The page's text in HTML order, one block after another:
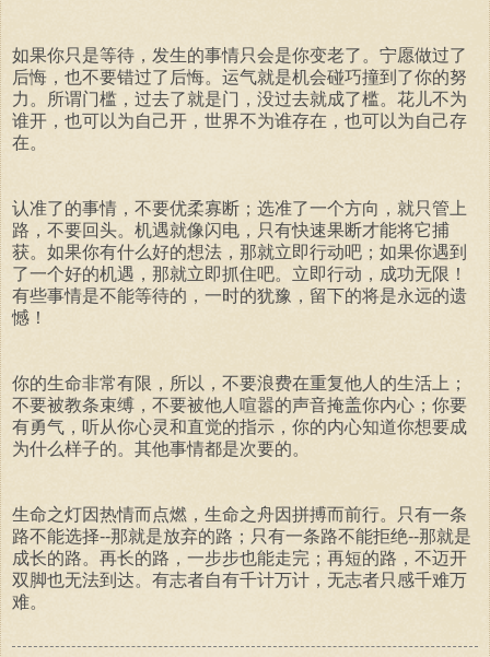
如果你只是等待，发生的事情只会是你变老了。宁愿做过了
后悔，也不要错过了后悔。运气就是机会碰巧撞到了你的努
力。所谓门槛，过去了就是门，没过去就成了槛。花儿不为
谁开，也可以为自己开，世界不为谁存在，也可以为自己存
在。
认准了的事情，不要优柔寡断；选准了一个方向，就只管上
路，不要回头。机遇就像闪电，只有快速果断才能将它捕
获。如果你有什么好的想法，那就立即行动吧；如果你遇到
了一个好的机遇，那就立即抓住吧。立即行动，成功无限！
有些事情是不能等待的，一时的犹豫，留下的将是永远的遗
憾！
你的生命非常有限，所以，不要浪费在重复他人的生活上；
不要被教条束缚，不要被他人喧嚣的声音掩盖你内心；你要
有勇气，听从你心灵和直觉的指示，你的内心知道你想要成
为什么样子的。其他事情都是次要的。
生命之灯因热情而点燃，生命之舟因拼搏而前行。只有一条
路不能选择--那就是放弃的路；只有一条路不能拒绝--那就是
成长的路。再长的路，一步步也能走完；再短的路，不迈开
双脚也无法到达。有志者自有千计万计，无志者只感千难万
难。